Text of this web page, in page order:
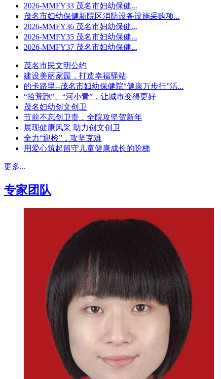
2026-MMFY33 茂名市妇幼保健...
茂名市妇幼保健新院区消防设备设施采购项...
2026-MMFY36 茂名市妇幼保健...
2026-MMFY35 茂名市妇幼保健...
2026-MMFY37 茂名市妇幼保健...
茂名市民文明公约
建设美丽家园，打造幸福驿站
的卡路里--茂名市妇幼保健院“健康万步行”活...
“拾荒跑”、“河小青”，让城市变得更好
茂名妇幼创文创卫
节前不忘创卫责，全院攻坚贺新年
展现健康风采 助力创文创卫
全力“迎检”，攻坚克难
用爱心筑起留守儿童健康成长的阶梯
更多...
专家团队